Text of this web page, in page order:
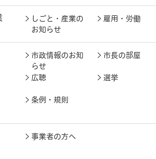
しごと・産業の
お知らせ
雇用・労働
市政情報のお知
らせ
市長の部屋
広聴 選挙
条例・規則
事業者の方へ